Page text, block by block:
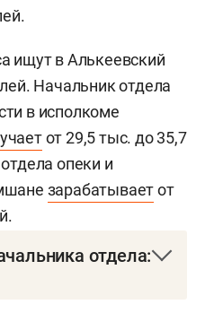
ищут в Алькеевский
Начальник отдела
в исполкоме
от 29,5 тыс. до 35,7
опеки и
зарабатываетот
отдела: